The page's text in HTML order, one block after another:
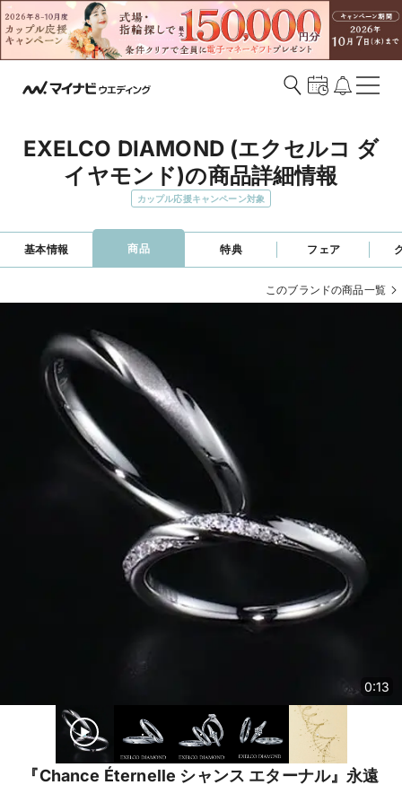
EXELCO DIAMOND (エクセルコ ダ
イヤモンド)の商品詳細情報
カップル応援キャンペーン対象
基本情報 商品 特典 フェア
このブランドの商品一覧
0:13
『Chance Éternelle シャンス エターナル』永遠